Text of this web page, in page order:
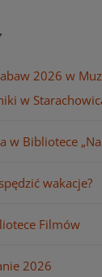
2026 w
w
w Bibliotece
wakacje?
Filmów
2026